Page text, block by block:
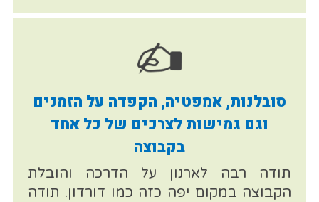
סובלנות, אמפטיה, הקפדה על הזמנים
וגם גמישות לצרכים של כל אחד
בקבוצה
תודה רבה לארנון על הדרכה והובלת
הקבוצה במקום יפה כזה כמו דורדון. תודה